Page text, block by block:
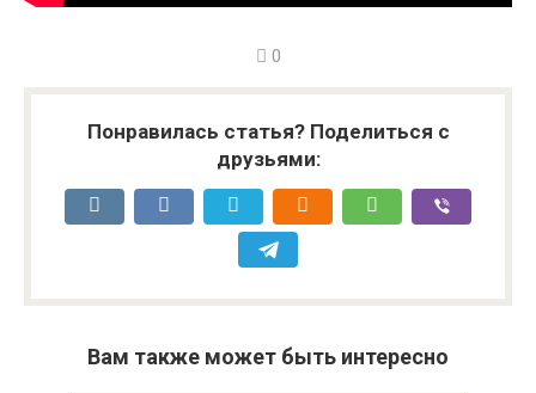
0
Понравилась статья? Поделиться с
друзьями:
Вам также может быть интересно